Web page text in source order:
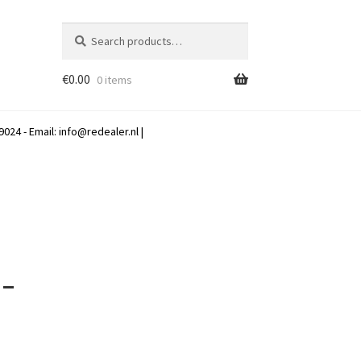
for:
€0.00 0 items
- Email: info@redealer.nl|